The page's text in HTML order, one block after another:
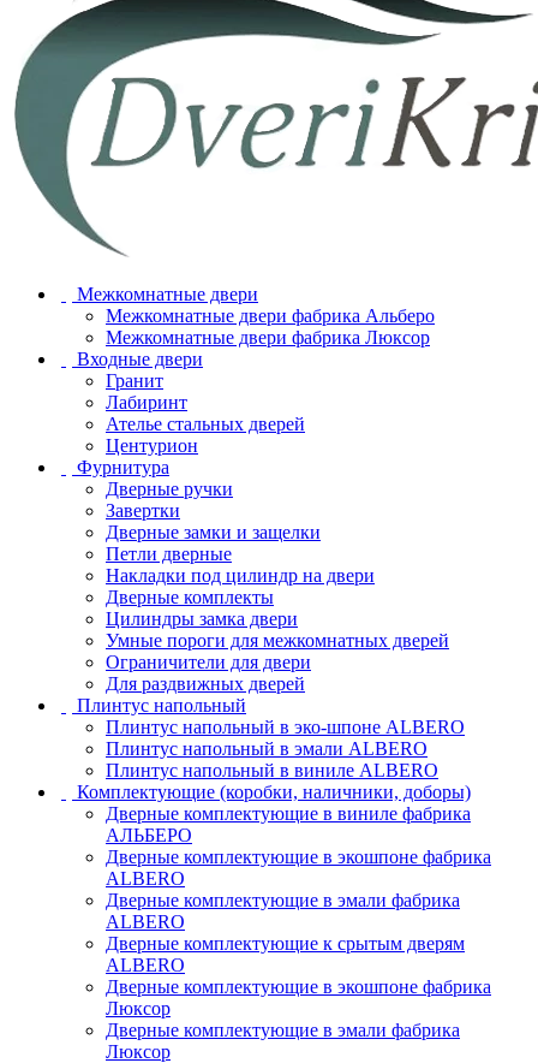
Межкомнатные двери
Межкомнатные двери фабрика Альберо
Межкомнатные двери фабрика Люксор
Входные двери
Гранит
Лабиринт
Ателье стальных дверей
Центурион
Фурнитура
Дверные ручки
Завертки
Дверные замки и защелки
Петли дверные
Накладки под цилиндр на двери
Дверные комплекты
Цилиндры замка двери
Умные пороги для межкомнатных дверей
Ограничители для двери
Для раздвижных дверей
Плинтус напольный
Плинтус напольный в эко-шпоне ALBERO
Плинтус напольный в эмали ALBERO
Плинтус напольный в виниле ALBERO
Комплектующие (коробки, наличники, доборы)
Дверные комплектующие в виниле фабрика
АЛЬБЕРО
Дверные комплектующие в экошпоне фабрика
ALBERO
Дверные комплектующие в эмали фабрика
ALBERO
Дверные комплектующие к срытым дверям
ALBERO
Дверные комплектующие в экошпоне фабрика
Люксор
Дверные комплектующие в эмали фабрика
Люксор